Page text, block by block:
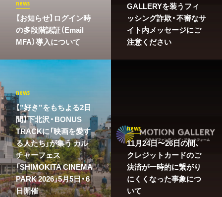
news
​【お知らせ】ログイン時
の多段階認証（Email
MFA）導入について
GALLERYを装うフィ
ッシング詐欺・不審なサ
イト内メッセージにご
注意ください
news
【”好き”をもちよる2日
間】下北沢・BONUS
TRACKに「映画を愛す
る人たち」が集う カル
チャーフェス
「SHIMOKITA CINEMA
PARK 2026」5月5日・6
日開催
news
11月24日〜26日の間、
クレジットカードのご
決済が一時的に繋がり
にくくなった事象につ
いて